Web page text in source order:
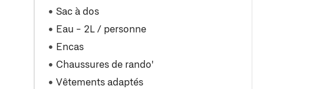
Sac à dos
Eau - 2L / personne
Encas
Chaussures de rando'
Vêtements adaptés